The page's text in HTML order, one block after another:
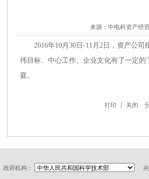
来源：中电科资产经
2016年10月30日-11月2日，资产公司
伟目标、中心工作、企业文化有了一定
庭。
打印 关闭
政府机构：